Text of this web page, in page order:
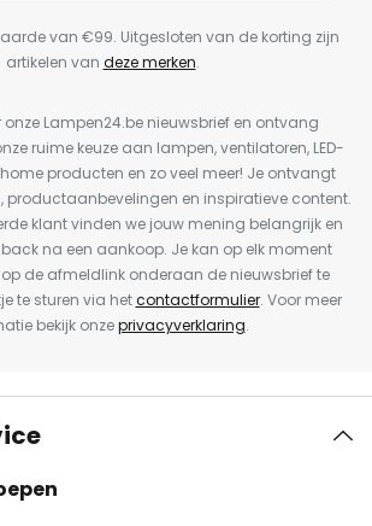
van €99. Uitgesloten van de korting zijn
artikelen van deze merken.
onze Lampen24.be nieuwsbrief en ontvang
ruime keuze aan lampen, ventilatoren, LED-
producten en zo veel meer! Je ontvangt
productaanbevelingen en inspiratieve content.
klant vinden we jouw mening belangrijk en
na een aankoop. Je kan op elk moment
de afmeldlink onderaan de nieuwsbrief te
te sturen via hetcontactformulier. Voor meer
bekijk onzeprivacyverklaring.